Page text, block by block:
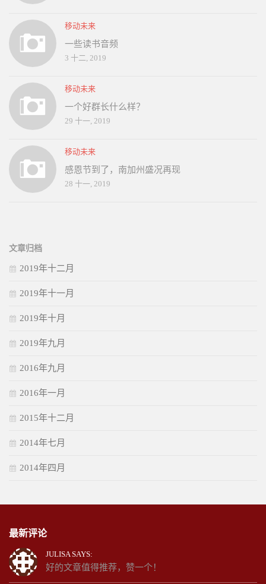
移动未来
一些读书音频
3 十二, 2019
移动未来
一个好群长什么样？
29 十一, 2019
移动未来
感恩节到了，南加州盛况再现
28 十一, 2019
文章归档
2019年十二月
2019年十一月
2019年十月
2019年九月
2016年九月
2016年一月
2015年十二月
2014年七月
2014年四月
最新评论
JULISA SAYS:
好的文章值得推荐，赞一个！